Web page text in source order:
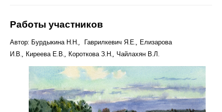
Работы участников
Автор: Бурдыкина Н.Н., Гаврилкевич Я.Е., Елизарова
И.В., Киреева Е.В., Короткова З.Н., Чайлахян В.Л.